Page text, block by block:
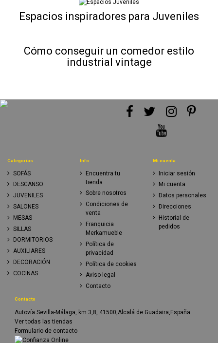
Espacios inspiradores para Juveniles
Cómo conseguir un comedor estilo
industrial vintage
Categorias
SOFÁS
DESCANSO
JUVENILES
SALONES
MESAS
SILLAS
DORMITORIOS
AUXILIARES
DECORACIÓN
COCINAS
Info
Encuentra tu
tienda
Sobre nosotros
Condiciones de
venta
Franquicia
Merkamueble
Política de
privacidad
Política de cookies
Aviso legal
Contacto
Mi cuenta
Iniciar sesión
Mi cuenta
Datos personales
Direcciones
Historial de
pedidos
Contacto
Autovía Sevilla-Málaga, km 3,8, 41500,Alcalá de Guadaira,España
Ver todas las tiendas
Formulario de contacto